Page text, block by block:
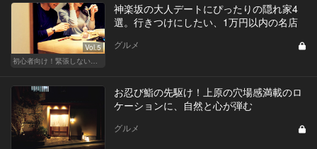
Vol.5
初心者向け！緊張しない東京デートプラン
神楽坂の大人デートにぴったりの隠れ家4
選。行きつけにしたい、1万円以内の名店
グルメ
お忍び鮨の先駆け！上原の穴場感満載のロ
ケーションに、自然と心が弾む
グルメ